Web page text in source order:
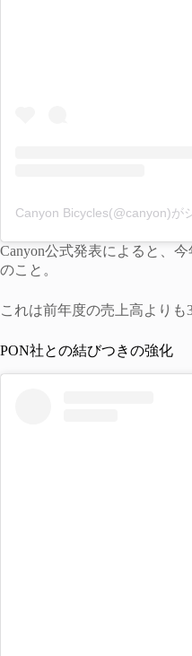
Canyon Bicycles(@canyon)が
Canyon公式発表によると、
のこと。
これは前年度の売上高よりも
PON社との結びつきの強化